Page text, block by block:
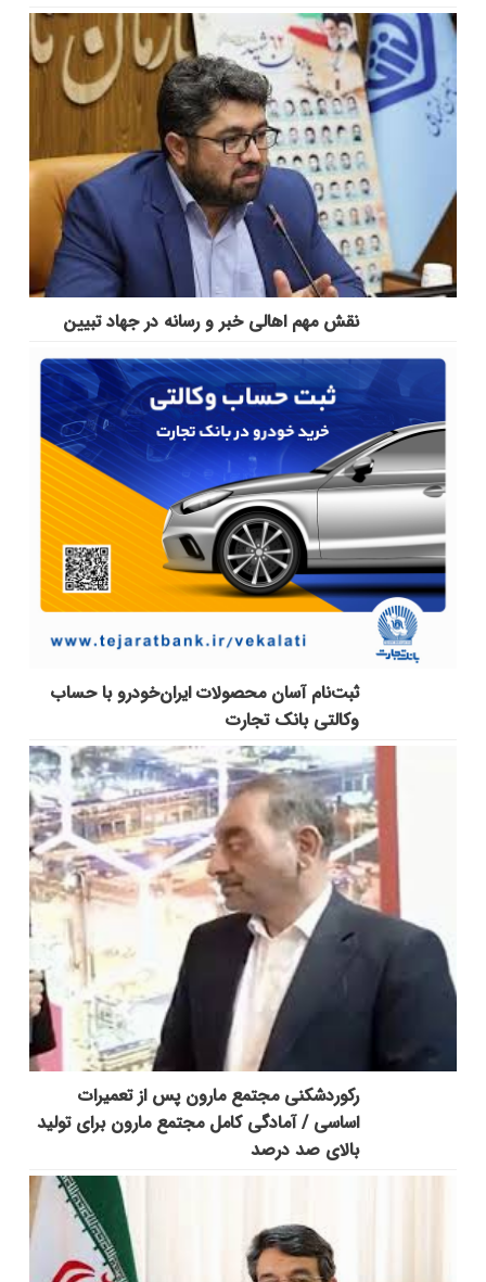
نقش مهم اهالی خبر و رسانه در جهاد تبیین
ثبت‌نام آسان محصولات ایران‌خودرو با حساب
وکالتی بانک تجارت
رکوردشکنی مجتمع مارون پس از تعمیرات
اساسی / آمادگی کامل مجتمع مارون برای تولید
بالای صد درصد